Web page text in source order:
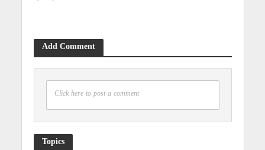
Add Comment
Click here to post a comment
Topics